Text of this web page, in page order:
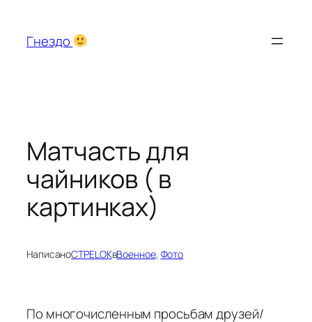
содержимому
Гнездо
Матчасть для
чайников ( в
картинках)
НаписаноCTPELOKвВоенное, Фото
По многочисленным просьбам друзей/